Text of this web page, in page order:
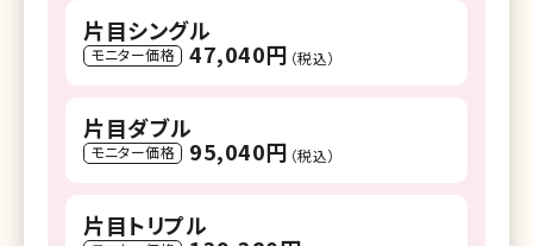
片目シングル
モニター価格 47,040円 （税込）
片目ダブル
モニター価格 95,040円 （税込）
片目トリプル